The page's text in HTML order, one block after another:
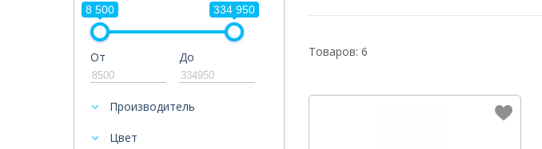
8 500 334 950
От До
Производитель
Цвет
Товаров: 6